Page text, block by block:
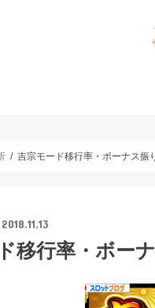
吉宗モード移行率・ボーナス振
2018.11.13
移行率・ボー